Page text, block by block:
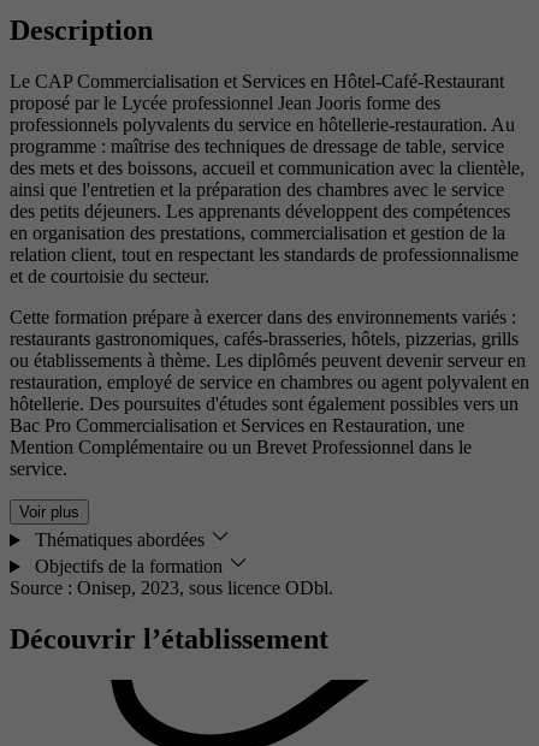
Description
Le CAP Commercialisation et Services en Hôtel-Café-Restaurant
proposé par le Lycée professionnel Jean Jooris forme des
professionnels polyvalents du service en hôtellerie-restauration. Au
programme : maîtrise des techniques de dressage de table, service
des mets et des boissons, accueil et communication avec la clientèle,
ainsi que l'entretien et la préparation des chambres avec le service
des petits déjeuners. Les apprenants développent des compétences
en organisation des prestations, commercialisation et gestion de la
relation client, tout en respectant les standards de professionnalisme
et de courtoisie du secteur.
Cette formation prépare à exercer dans des environnements variés :
restaurants gastronomiques, cafés-brasseries, hôtels, pizzerias, grills
ou établissements à thème. Les diplômés peuvent devenir serveur en
restauration, employé de service en chambres ou agent polyvalent en
hôtellerie. Des poursuites d'études sont également possibles vers un
Bac Pro Commercialisation et Services en Restauration, une
Mention Complémentaire ou un Brevet Professionnel dans le
service.
Voir plus
Thématiques abordées
Objectifs de la formation
Source : Onisep, 2023, sous licence ODbl.
Découvrir l’établissement